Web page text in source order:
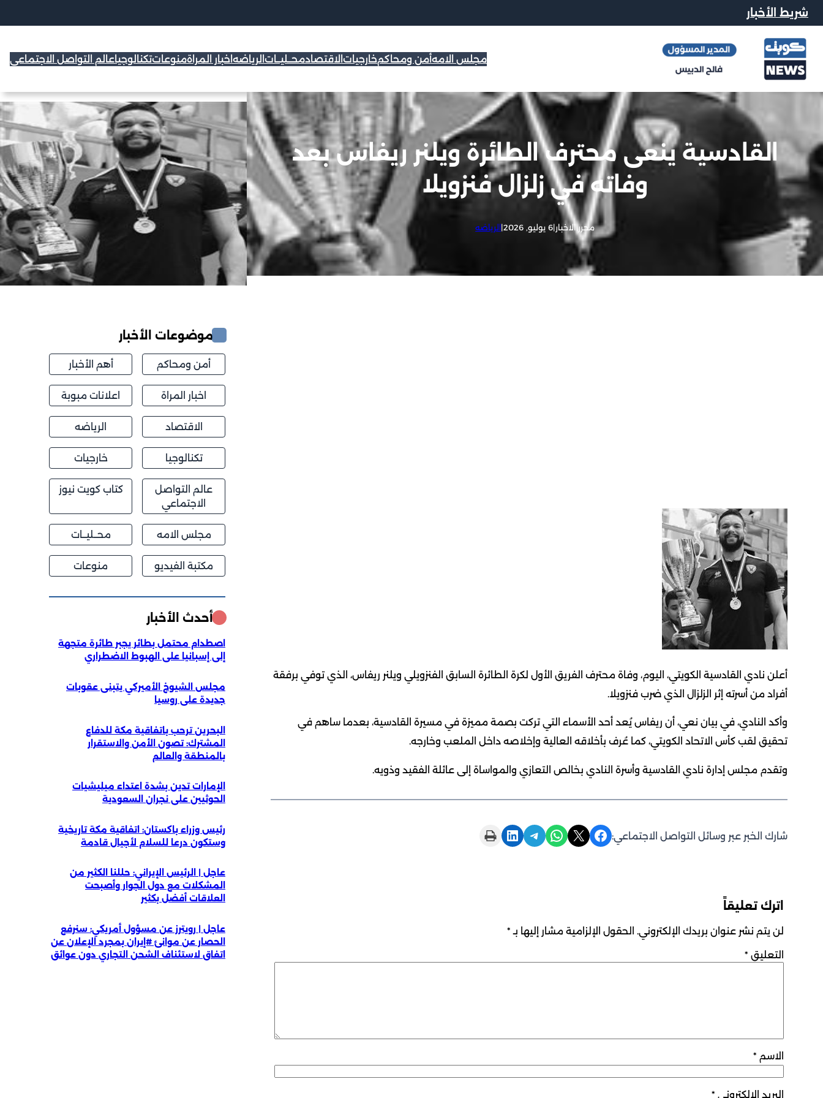
شريط الأخبار
مجلس الامهأمن ومحاكمخارجيات الاقتصادمحــليــات الرياضه اخبار المراةمنوعاتتكنالوجياعالم التواصل الاجتماعي
القادسية ينعى محترف الطائرة ويلنر ريفاس بعد
وفاته في زلزال فنزويلا
محرر الاخبار|6 يوليو, 2026 |الرياضه
أعلن نادي القادسية الكويتي، اليوم، وفاة محترف الفريق الأول لكرة الطائرة السابق الفنزويلي ويلنر ريفاس، الذي توفي برفقة
أفراد من أسرته إثر الزلزال الذي ضرب فنزويلا.
وأكد النادي، في بيان نعي، أن ريفاس يُعد أحد الأسماء التي تركت بصمة مميزة في مسيرة القادسية، بعدما ساهم في
تحقيق لقب كأس الاتحاد الكويتي، كما عُرف بأخلاقه العالية وإخلاصه داخل الملعب وخارجه.
وتقدم مجلس إدارة نادي القادسية وأسرة النادي بخالص التعازي والمواساة إلى عائلة الفقيد وذويه.
شارك الخبر عبر وسائل التواصل الاجتماعي: Share on Facebook
Share on X
Share on WhatsApp
Share on Telegram
Share on LinkedIn
Print this Page
اترك تعليقاً
لن يتم نشر عنوان بريدك الإلكتروني. الحقول الإلزامية مشار إليها بـ *
التعليق *
الاسم *
البريد الإلكتروني *
موضوعات الأخبار
أمن ومحاكم أهم الأخبار
اخبار المراة اعلانات مبوبة
الاقتصاد الرياضه
تكنالوجيا خارجيات
عالم التواصل
الاجتماعي
كتاب كويت نيوز
مجلس الامه محــليــات
مكتبة الفيديو منوعات
أحدث الأخبار
اصطدام محتمل بطائر يجبر طائرة متجهة
إلى إسبانيا على الهبوط الاضطراري
مجلس الشيوخ الأميركي يتبنى عقوبات
جديدة على روسيا
البحرين ترحب باتفاقية مكة للدفاع
المشترك: تصون الأمن والاستقرار
بالمنطقة والعالم
الإمارات تدين بشدة اعتداء ميليشيات
الحوثيين على نجران السعودية
رئيس وزراء باكستان: اتفاقية مكة تاريخية
وستكون درعا للسلام لأجيال قادمة
عاجل | الرئيس الإيراني: حللنا الكثير من
المشكلات مع دول الجوار وأصبحت
العلاقات أفضل بكثير
عاجل | رويترز عن مسؤول أمريكي: سنرفع
الحصار عن موانئ #إيران بمجرد الإعلان عن
اتفاق لاستئناف الشحن التجاري دون عوائق